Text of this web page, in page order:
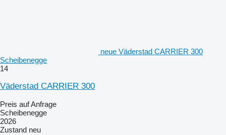
neue Väderstad CARRIER 300
Scheibenegge
14
Väderstad CARRIER 300
Preis auf Anfrage
Scheibenegge
2026
Zustand neu